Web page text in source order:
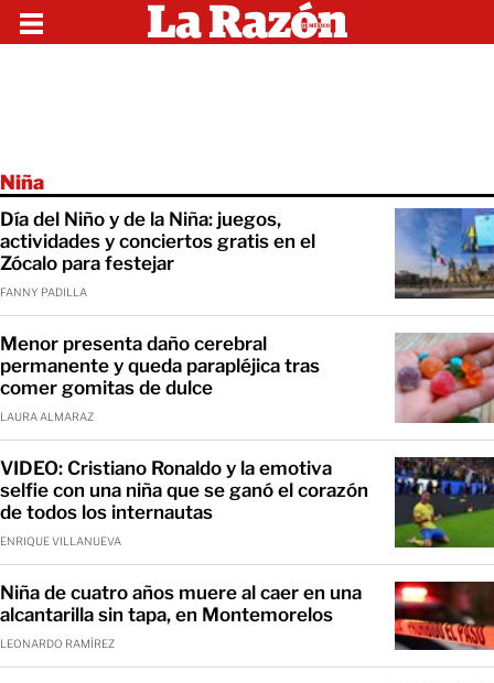
Niña
Día del Niño y de la Niña: juegos,
actividades y conciertos gratis en el
Zócalo para festejar
FANNY PADILLA
Menor presenta daño cerebral
permanente y queda parapléjica tras
comer gomitas de dulce
LAURA ALMARAZ
VIDEO: Cristiano Ronaldo y la emotiva
selfie con una niña que se ganó el corazón
de todos los internautas
ENRIQUE VILLANUEVA
Niña de cuatro años muere al caer en una
alcantarilla sin tapa, en Montemorelos
LEONARDO RAMÍREZ